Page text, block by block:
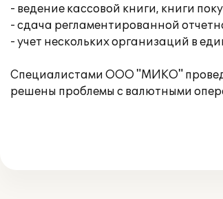
- ведение кассовой книги, книги
- сдача регламентированной
- учет нескольких организаций в
Специалистами ООО "МИКО"
решены проблемы с валютными